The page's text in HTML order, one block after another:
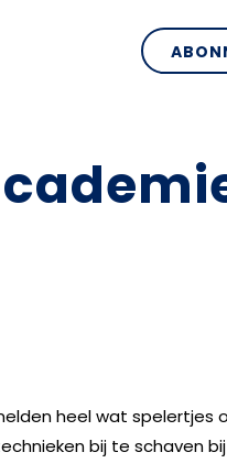
heel wat spelertjes
bij te schaven